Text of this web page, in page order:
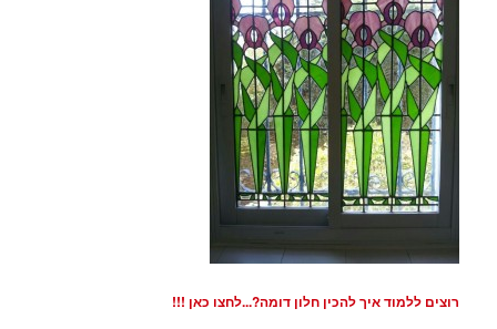
רוצים ללמוד איך להכין חלון דומה?...לחצו כאן !!!